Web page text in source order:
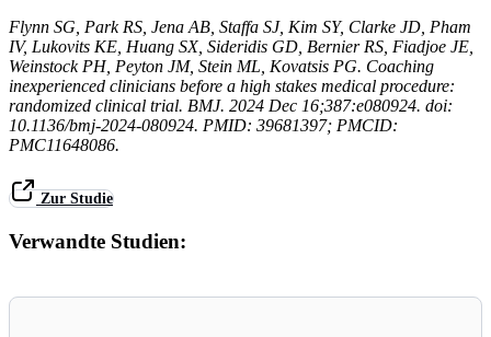
Flynn SG, Park RS, Jena AB, Staffa SJ, Kim SY, Clarke JD, Pham
IV, Lukovits KE, Huang SX, Sideridis GD, Bernier RS, Fiadjoe JE,
Weinstock PH, Peyton JM, Stein ML, Kovatsis PG. Coaching
inexperienced clinicians before a high stakes medical procedure:
randomized clinical trial. BMJ. 2024 Dec 16;387:e080924. doi:
10.1136/bmj-2024-080924. PMID: 39681397; PMCID:
PMC11648086.
Zur Studie
Verwandte Studien: